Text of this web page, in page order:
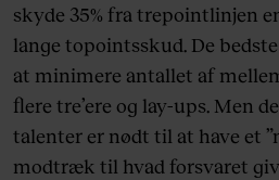
skyde 35% fra trepointlinjen
lange topointsskud. De
at minimere antallet af
flere tre’ere og lay-ups. Men
talenter er nødt til at have et
modtræk til hvad forsvaret